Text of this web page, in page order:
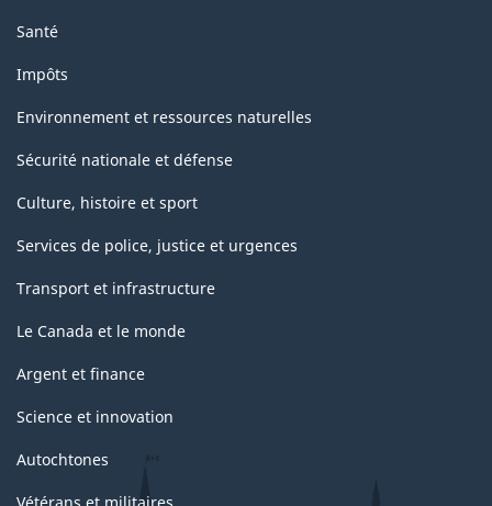
Santé
Impôts
Environnement et ressources naturelles
Sécurité nationale et défense
Culture, histoire et sport
Services de police, justice et urgences
Transport et infrastructure
Le Canada et le monde
Argent et finance
Science et innovation
Autochtones